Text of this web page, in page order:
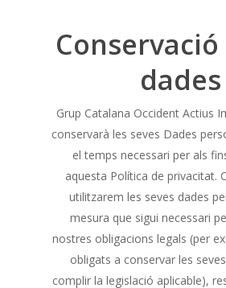
dades
Grup Catalana Occident Actius
conservarà les seves Dades
el temps necessari per als
aquesta Política de privacitat.
utilitzarem les seves dades
mesura que sigui necessari
nostres obligacions legals (per
obligats a conservar les
complir la legislació aplicable),